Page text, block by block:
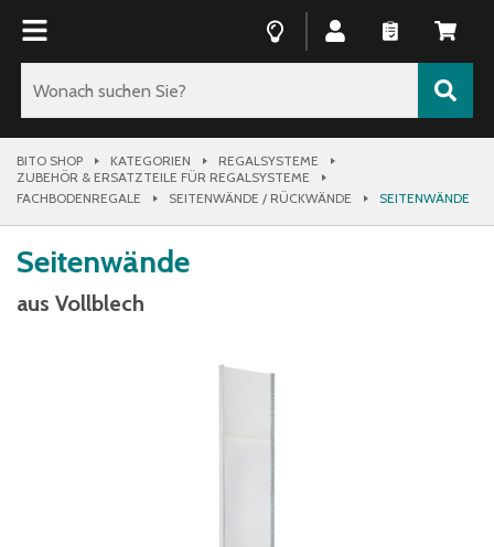
BITO SHOP KATEGORIEN
REGALSYSTEME
ZUBEHÖR & ERSATZTEILE FÜR REGALSYSTEME
FACHBODENREGALE
SEITENWÄNDE / RÜCKWÄNDE SEITENWÄNDE
Seitenwände
aus Vollblech